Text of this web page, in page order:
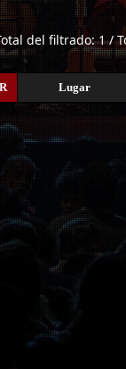
del filtrado: 1 /
R Lugar